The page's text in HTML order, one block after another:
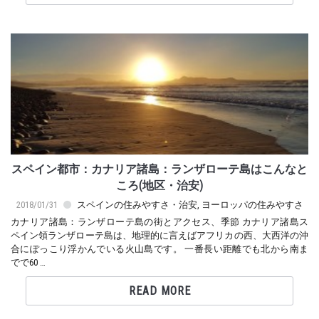
スペイン都市：カナリア諸島：ランザローテ島はこんなと
ころ(地区・治安)
2018/01/31 スペインの住みやすさ・治安, ヨーロッパの住みやすさ
カナリア諸島：ランザローテ島の街とアクセス、季節 カナリア諸島ス
ペイン領ランザローテ島は、地理的に言えばアフリカの西、大西洋の沖
合にぽっこり浮かんでいる火山島です。 一番長い距離でも北から南ま
でで60 …
READ MORE